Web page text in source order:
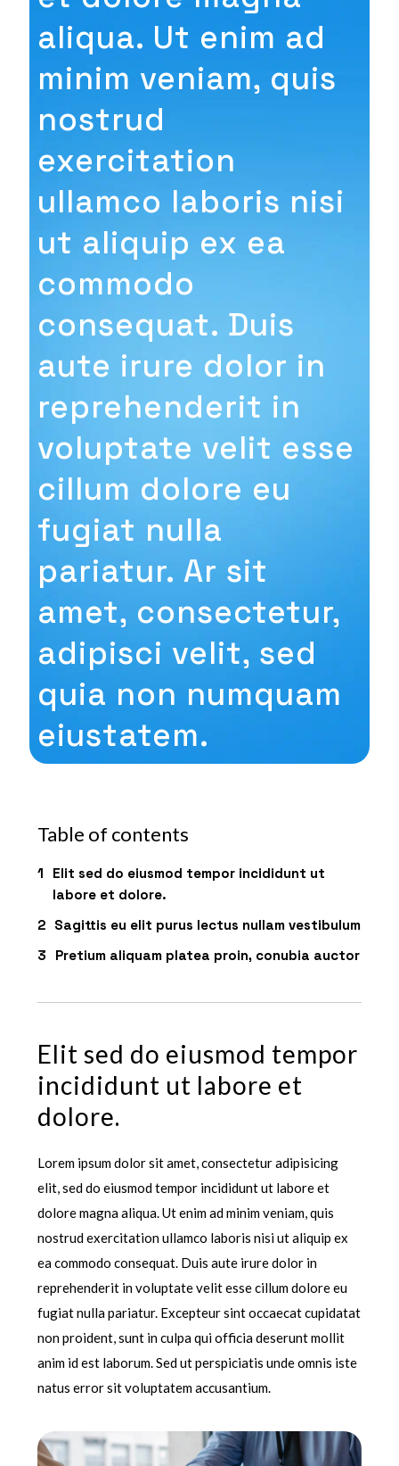
aliqua. Ut enim ad
minim veniam, quis
nostrud
exercitation
ullamco laboris nisi
ut aliquip ex ea
commodo
consequat. Duis
aute irure dolor in
reprehenderit in
voluptate velit esse
cillum dolore eu
fugiat nulla
pariatur. Ar sit
amet, consectetur,
adipisci velit, sed
quia non numquam
eiustatem.
Table of contents
Elit sed do eiusmod tempor incididunt ut
labore et dolore.
Sagittis eu elit purus lectus nullam vestibulum
Pretium aliquam platea proin, conubia auctor
Elit sed do eiusmod tempor
incididunt ut labore et
dolore.
Lorem ipsum dolor sit amet, consectetur adipisicing
elit, sed do eiusmod tempor incididunt ut labore et
dolore magna aliqua. Ut enim ad minim veniam, quis
nostrud exercitation ullamco laboris nisi ut aliquip ex
ea commodo consequat. Duis aute irure dolor in
reprehenderit in voluptate velit esse cillum dolore eu
fugiat nulla pariatur. Excepteur sint occaecat cupidatat
non proident, sunt in culpa qui officia deserunt mollit
anim id est laborum. Sed ut perspiciatis unde omnis iste
natus error sit voluptatem accusantium.